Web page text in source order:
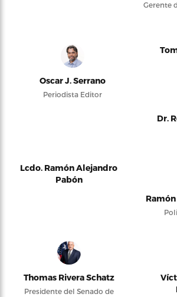
Gerente
Oscar J. Serrano
Periodista Editor
Dr.
Lcdo. Ramón Alejandro
Pabón
Ramón
Thomas Rivera Schatz
Presidente del Senado de